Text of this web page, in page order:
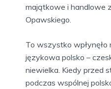
majątkowe i handlowe
Opawskiego.
To wszystko wpłynęło
językowa polsko –
niewielka. Kiedy przed
podczas wspólnej